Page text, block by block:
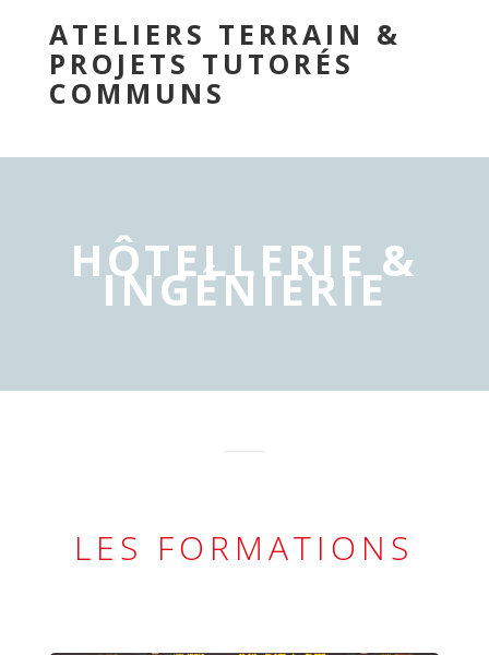
ATELIERS TERRAIN &
PROJETS TUTORÉS
COMMUNS
HÔTELLERIE &
INGÉNIERIE
LES FORMATIONS